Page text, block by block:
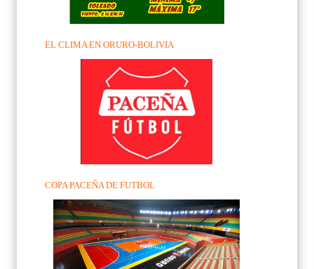
EL CLIMA EN ORURO-BOLIVIA
COPA PACEÑA DE FUTBOL